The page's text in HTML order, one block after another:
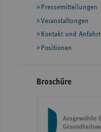
weiteren
Informationen
Pressemitteilungen
Veranstaltungen
Kontakt und Anfahrt
Positionen
Broschüre